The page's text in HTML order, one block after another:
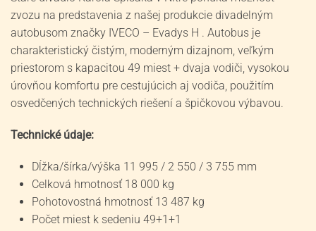
zvozu na predstavenia z našej produkcie divadelným
autobusom značky IVECO – Evadys H . Autobus je
charakteristický čistým, moderným dizajnom, veľkým
priestorom s kapacitou 49 miest + dvaja vodiči, vysokou
úrovňou komfortu pre cestujúcich aj vodiča, použitím
osvedčených technických riešení a špičkovou výbavou.
Technické údaje:
Dĺžka/šírka/výška 11 995 / 2 550 / 3 755 mm
Celková hmotnosť 18 000 kg
Pohotovostná hmotnosť 13 487 kg
Počet miest k sedeniu 49+1+1